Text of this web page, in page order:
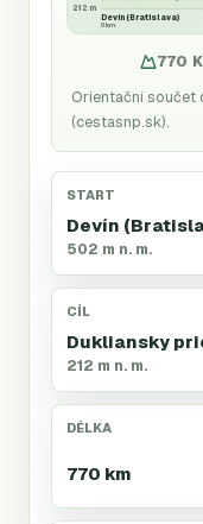
212 m
Devín (Bratislava)
0 km
770
Orientační součet
(cestasnp.sk).
START
Devín
502 m n. m.
CÍL
Dukliansky
212 m n. m.
DÉLKA
770 km